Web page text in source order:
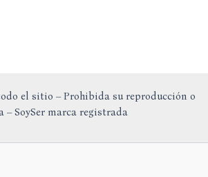
el sitio – Prohibida su reproducción o
– SoySer marca registrada